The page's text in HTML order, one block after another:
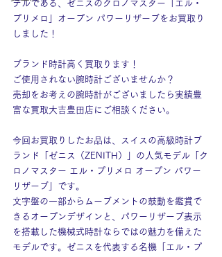
デルである、ゼニスのクロノマスター「エル・
プリメロ」オープン パワーリザーブをお買取り
しました！
ブランド時計高く買取ります！
ご使用されない腕時計ございませんか？
売却をお考えの腕時計がございましたら実績豊
富な買取大吉豊田店にご相談ください。
今回お買取りしたお品は、スイスの高級時計ブ
ランド「ゼニス（ZENITH）」の人気モデル「ク
ロノマスター エル・プリメロ オープン パワー
リザーブ」です。
文字盤の一部からムーブメントの鼓動を鑑賞で
きるオープンデザインと、パワーリザーブ表示
を搭載した機械式時計ならではの魅力を備えた
モデルです。ゼニスを代表する名機「エル・プ